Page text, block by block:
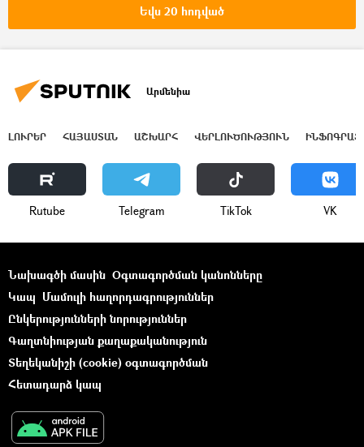
Եվս 20 հոդված
Արմենիա
ԼՈՒՐԵՐ ՀԱՅԱՍՏԱՆ ԱՇԽԱՐՀ ՎԵՐԼՈՒԾՈՒԹՅՈՒՆ
Rutube Telegram ТikТоk VK
Նախագծի մասին Օգտագործման կանոնները
Կապ Մամուլի հաղորդագրություններ
Ընկերությունների նորություններ
Գաղտնիության քաղաքականություն
Տեղեկանիշի (cookie) օգտագործման
Հետադարձ կապ